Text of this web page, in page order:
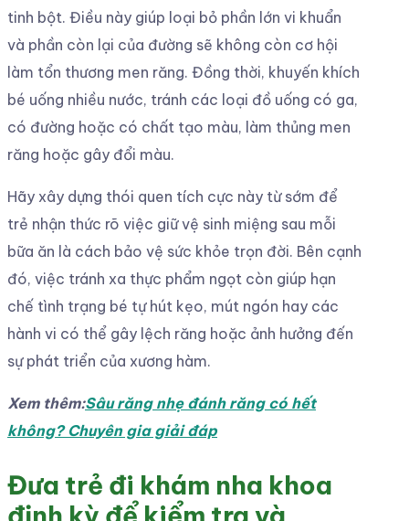
tinh bột. Điều này giúp loại bỏ phần lớn vi khuẩn
và phần còn lại của đường sẽ không còn cơ hội
làm tổn thương men răng. Đồng thời, khuyến khích
bé uống nhiều nước, tránh các loại đồ uống có ga,
có đường hoặc có chất tạo màu, làm thủng men
răng hoặc gây đổi màu.
Hãy xây dựng thói quen tích cực này từ sớm để
trẻ nhận thức rõ việc giữ vệ sinh miệng sau mỗi
bữa ăn là cách bảo vệ sức khỏe trọn đời. Bên cạnh
đó, việc tránh xa thực phẩm ngọt còn giúp hạn
chế tình trạng bé tự hút kẹo, mút ngón hay các
hành vi có thể gây lệch răng hoặc ảnh hưởng đến
sự phát triển của xương hàm.
Xem thêm:Sâu răng nhẹ đánh răng có hết
không? Chuyên gia giải đáp
Đưa trẻ đi khám nha khoa